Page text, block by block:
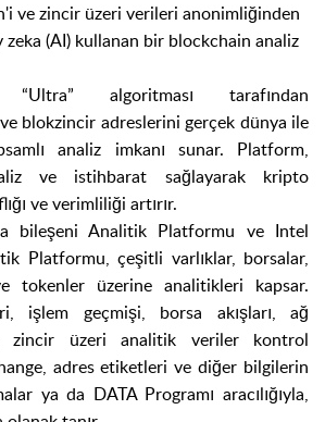
ve zincir üzeri verileri anonimliğinden
zeka (AI) kullanan bir blockchain analiz
algoritması tarafından
blokzincir adreslerini gerçek dünya ile
analiz imkanı sunar. Platform,
ve istihbarat sağlayarak kripto
ve verimliliği artırır.
bileşeni Analitik Platformu ve Intel
Platformu, çeşitli varlıklar, borsalar,
tokenler üzerine analitikleri kapsar.
işlem geçmişi, borsa akışları, ağ
zincir üzeri analitik veriler kontrol
adres etiketleri ve diğer bilgilerin
ya da DATA Programı aracılığıyla,